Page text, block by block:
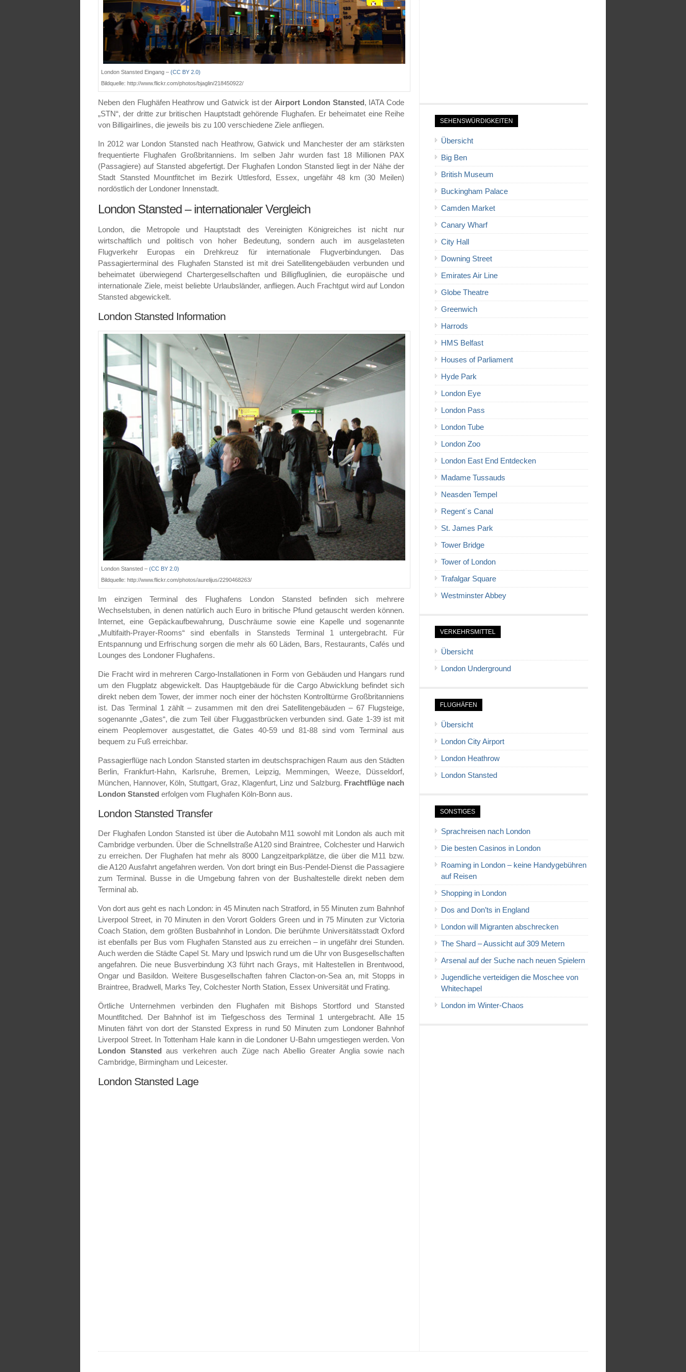
London Stansted Eingang – (CC BY 2.0)
Bildquelle: http://www.flickr.com/photos/bjaglin/218450922/
Neben den Flughäfen Heathrow und Gatwick ist der Airport London Stansted , IATA Code
„STN“, der dritte zur britischen Hauptstadt gehörende Flughafen. Er beheimatet eine Reihe
von Billigairlines, die jeweils bis zu 100 verschiedene Ziele anfliegen.
In 2012 war London Stansted nach Heathrow, Gatwick und Manchester der am stärksten
frequentierte Flughafen Großbritanniens. Im selben Jahr wurden fast 18 Millionen PAX
(Passagiere) auf Stansted abgefertigt. Der Flughafen London Stansted liegt in der Nähe der
Stadt Stansted Mountfitchet im Bezirk Uttlesford, Essex, ungefähr 48 km (30 Meilen)
nordöstlich der Londoner Innenstadt.
London Stansted – internationaler Vergleich
London, die Metropole und Hauptstadt des Vereinigten Königreiches ist nicht nur
wirtschaftlich und politisch von hoher Bedeutung, sondern auch im ausgelasteten
Flugverkehr Europas ein Drehkreuz für internationale Flugverbindungen. Das
Passagierterminal des Flughafen Stansted ist mit drei Satellitengebäuden verbunden und
beheimatet überwiegend Chartergesellschaften und Billigfluglinien, die europäische und
internationale Ziele, meist beliebte Urlaubsländer, anfliegen. Auch Frachtgut wird auf London
Stansted abgewickelt.
London Stansted Information
London Stansted – (CC BY 2.0)
Bildquelle: http://www.flickr.com/photos/aurelijus/2290468263/
Im einzigen Terminal des Flughafens London Stansted befinden sich mehrere
Wechselstuben, in denen natürlich auch Euro in britische Pfund getauscht werden können.
Internet, eine Gepäckaufbewahrung, Duschräume sowie eine Kapelle und sogenannte
„Multifaith-Prayer-Rooms“ sind ebenfalls in Stansteds Terminal 1 untergebracht. Für
Entspannung und Erfrischung sorgen die mehr als 60 Läden, Bars, Restaurants, Cafés und
Lounges des Londoner Flughafens.
Die Fracht wird in mehreren Cargo-Installationen in Form von Gebäuden und Hangars rund
um den Flugplatz abgewickelt. Das Hauptgebäude für die Cargo Abwicklung befindet sich
direkt neben dem Tower, der immer noch einer der höchsten Kontrolltürme Großbritanniens
ist. Das Terminal 1 zählt – zusammen mit den drei Satellitengebäuden – 67 Flugsteige,
sogenannte „Gates“, die zum Teil über Fluggastbrücken verbunden sind. Gate 1-39 ist mit
einem Peoplemover ausgestattet, die Gates 40-59 und 81-88 sind vom Terminal aus
bequem zu Fuß erreichbar.
Passagierflüge nach London Stansted starten im deutschsprachigen Raum aus den Städten
Berlin, Frankfurt-Hahn, Karlsruhe, Bremen, Leipzig, Memmingen, Weeze, Düsseldorf,
München, Hannover, Köln, Stuttgart, Graz, Klagenfurt, Linz und Salzburg. Frachtflüge nach
London Stansted erfolgen vom Flughafen Köln-Bonn aus.
London Stansted Transfer
Der Flughafen London Stansted ist über die Autobahn M11 sowohl mit London als auch mit
Cambridge verbunden. Über die Schnellstraße A120 sind Braintree, Colchester und Harwich
zu erreichen. Der Flughafen hat mehr als 8000 Langzeitparkplätze, die über die M11 bzw.
die A120 Ausfahrt angefahren werden. Von dort bringt ein Bus-Pendel-Dienst die Passagiere
zum Terminal. Busse in die Umgebung fahren von der Bushaltestelle direkt neben dem
Terminal ab.
Von dort aus geht es nach London: in 45 Minuten nach Stratford, in 55 Minuten zum Bahnhof
Liverpool Street, in 70 Minuten in den Vorort Golders Green und in 75 Minuten zur Victoria
Coach Station, dem größten Busbahnhof in London. Die berühmte Universitätsstadt Oxford
ist ebenfalls per Bus vom Flughafen Stansted aus zu erreichen – in ungefähr drei Stunden.
Auch werden die Städte Capel St. Mary und Ipswich rund um die Uhr von Busgesellschaften
angefahren. Die neue Busverbindung X3 führt nach Grays, mit Haltestellen in Brentwood,
Ongar und Basildon. Weitere Busgesellschaften fahren Clacton-on-Sea an, mit Stopps in
Braintree, Bradwell, Marks Tey, Colchester North Station, Essex Universität und Frating.
Örtliche Unternehmen verbinden den Flughafen mit Bishops Stortford und Stansted
Mountfitched. Der Bahnhof ist im Tiefgeschoss des Terminal 1 untergebracht. Alle 15
Minuten fährt von dort der Stansted Express in rund 50 Minuten zum Londoner Bahnhof
Liverpool Street. In Tottenham Hale kann in die Londoner U-Bahn umgestiegen werden. Von
London Stansted
aus verkehren auch Züge nach Abellio Greater Anglia sowie nach
Cambridge, Birmingham und Leicester.
London Stansted Lage
SEHENSWÜRDIGKEITEN
Übersicht
Big Ben
British Museum
Buckingham Palace
Camden Market
Canary Wharf
City Hall
Downing Street
Emirates Air Line
Globe Theatre
Greenwich
Harrods
HMS Belfast
Houses of Parliament
Hyde Park
London Eye
London Pass
London Tube
London Zoo
London East End Entdecken
Madame Tussauds
Neasden Tempel
Regent´s Canal
St. James Park
Tower Bridge
Tower of London
Trafalgar Square
Westminster Abbey
VERKEHRSMITTEL
Übersicht
London Underground
FLUGHÄFEN
Übersicht
London City Airport
London Heathrow
London Stansted
SONSTIGES
Sprachreisen nach London
Die besten Casinos in London
Roaming in London – keine Handygebühren
auf Reisen
Shopping in London
Dos and Don’ts in England
London will Migranten abschrecken
The Shard – Aussicht auf 309 Metern
Arsenal auf der Suche nach neuen Spielern
Jugendliche verteidigen die Moschee von
Whitechapel
London im Winter-Chaos